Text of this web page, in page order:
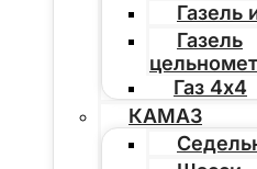
Газель
Газель
Газ 4х4
КАМАЗ